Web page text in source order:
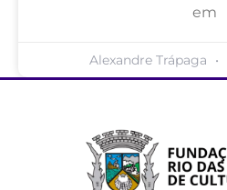
em
Alexandre Trápaga